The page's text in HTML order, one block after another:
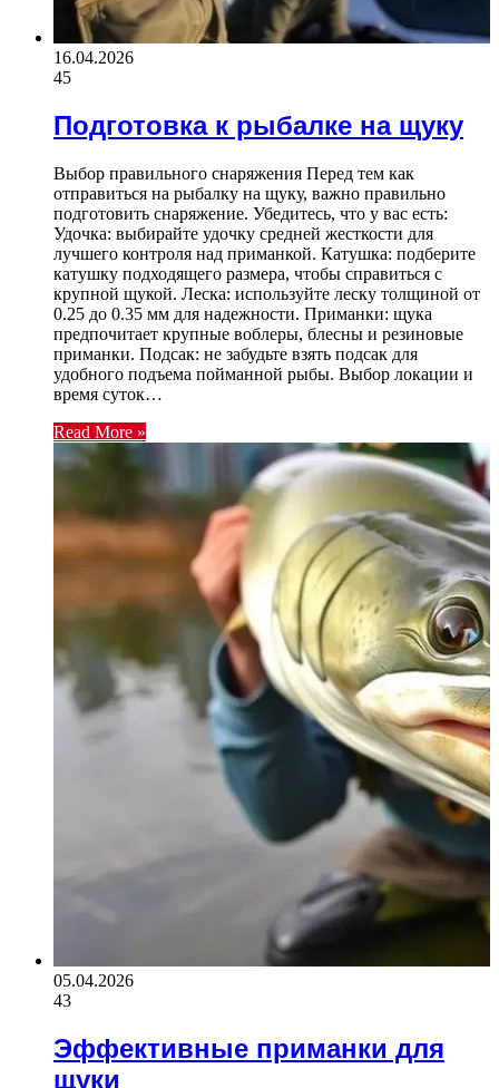
16.04.2026
45
Подготовка к рыбалке на щуку
Выбор правильного снаряжения Перед тем как
отправиться на рыбалку на щуку, важно правильно
подготовить снаряжение. Убедитесь, что у вас есть:
Удочка: выбирайте удочку средней жесткости для
лучшего контроля над приманкой. Катушка: подберите
катушку подходящего размера, чтобы справиться с
крупной щукой. Леска: используйте леску толщиной от
0.25 до 0.35 мм для надежности. Приманки: щука
предпочитает крупные воблеры, блесны и резиновые
приманки. Подсак: не забудьте взять подсак для
удобного подъема пойманной рыбы. Выбор локации и
время суток…
Read More »
05.04.2026
43
Эффективные приманки для
щуки